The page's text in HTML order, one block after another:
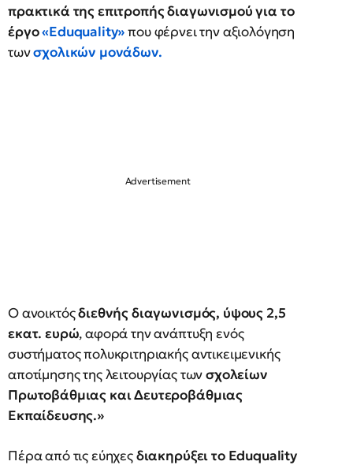
πρακτικά της επιτροπής διαγωνισμού για το
έργο«Eduquality»που φέρνει την αξιολόγηση
τωνσχολικών μονάδων.
Ο ανοικτόςδιεθνής διαγωνισμός, ύψους 2,5
εκατ. ευρώ, αφορά την ανάπτυξη ενός
συστήματος πολυκριτηριακής αντικειμενικής
αποτίμησης της λειτουργίας τωνσχολείων
Πρωτοβάθμιας και Δευτεροβάθμιας
Εκπαίδευσης.»
Πέρα από τις εύηχεςδιακηρύξει το Eduquality